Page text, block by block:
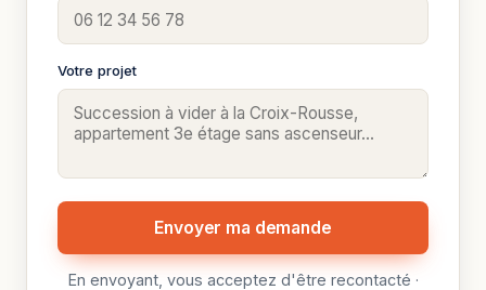
Votre projet
Envoyer ma demande
En envoyant, vous acceptez d'être recontacté ·